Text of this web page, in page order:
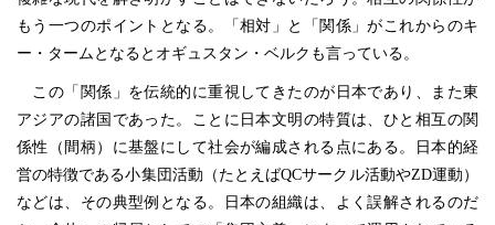
もう一つのポイントとなる。「相対」と「関係」がこれからのキ
ー・タームとなるとオギュスタン・ベルクも言っている。
この「関係」を伝統的に重視してきたのが日本であり、また東
アジアの諸国であった。ことに日本文明の特質は、ひと相互の関
係性（間柄）に基盤にして社会が編成される点にある。日本的経
営の特徴である小集団活動（たとえばQCサークル活動やZD運動）
などは、その典型例となる。日本の組織は、よく誤解されるのだ